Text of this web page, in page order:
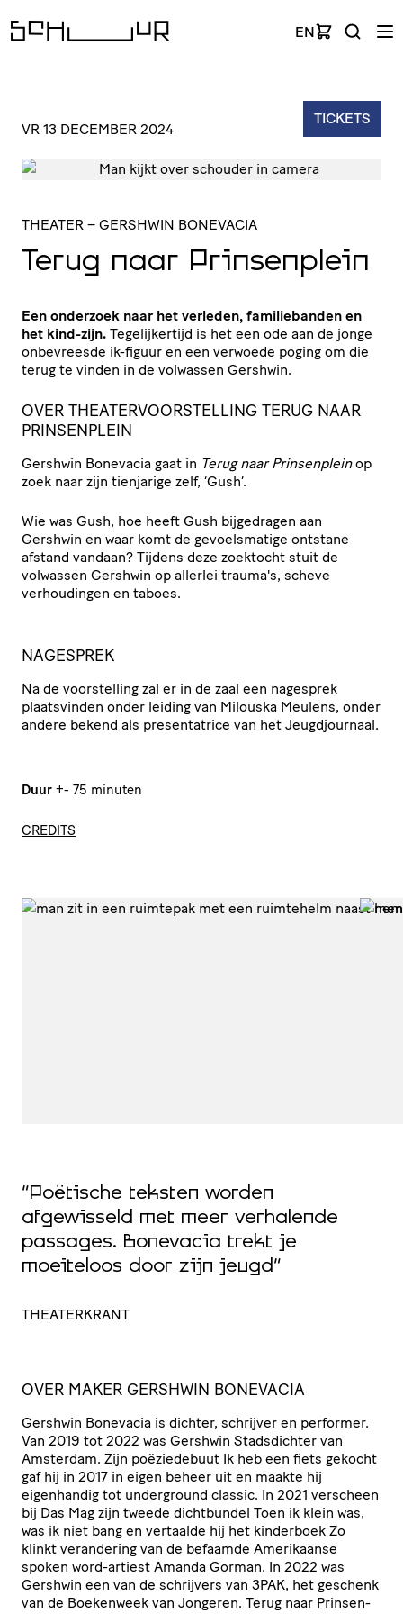
EN
TICKETS
VR 13 DECEMBER 2024
THEATER – GERSHWIN BONEVACIA
Terug naar Prinsenplein
Een onderzoek naar het verleden, familiebanden en
het kind-zijn. Tegelijkertijd is het een ode aan de jonge
onbevreesde ik-figuur en een verwoede poging om die
terug te vinden in de volwassen Gershwin.
OVER THEATERVOORSTELLING TERUG NAAR
PRINSENPLEIN
Gershwin Bonevacia gaat in Terug naar Prinsenpleinop
zoek naar zijn tienjarige zelf, ‘Gush’.
Wie was Gush, hoe heeft Gush bijgedragen aan
Gershwin en waar komt de gevoelsmatige ontstane
afstand vandaan? Tijdens deze zoektocht stuit de
volwassen Gershwin op allerlei trauma's, scheve
verhoudingen en taboes.
NAGESPREK
Na de voorstelling zal er in de zaal een nagesprek
plaatsvinden onder leiding van Milouska Meulens, onder
andere bekend als presentatrice van het Jeugdjournaal.
Duur +- 75 minuten
CREDITS
“Poëtische teksten worden
afgewisseld met meer verhalende
passages. Bonevacia trekt je
moeiteloos door zijn jeugd”
THEATERKRANT
OVER MAKER GERSHWIN BONEVACIA
Gershwin Bonevacia is dichter, schrijver en performer.
Van 2019 tot 2022 was Gershwin Stads­dichter van
Amsterdam. Zijn poëzie­de­buut Ik heb een fiets gekocht
gaf hij in 2017 in eigen beheer uit en maakte hij
eigenhandig tot underground classic. In 2021 verscheen
bij Das Mag zijn tweede dichtbundel Toen ik klein was,
was ik niet bang en vertaalde hij het kinderboek Zo
klinkt verandering van de befaamde Amerikaanse
spoken word-artiest Amanda Gorman. In 2022 was
Gershwin een van de schrijvers van 3PAK, het geschenk
van de Boekenweek van Jongeren. Terug naar Prin­sen­